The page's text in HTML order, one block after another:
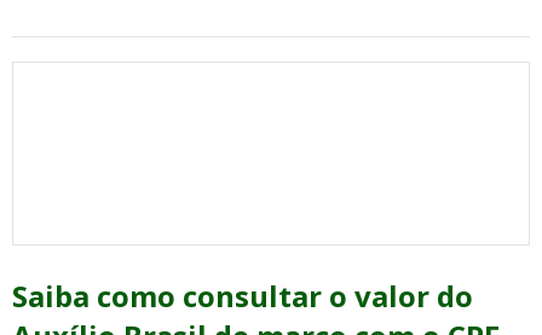
Saiba como consultar o valor do